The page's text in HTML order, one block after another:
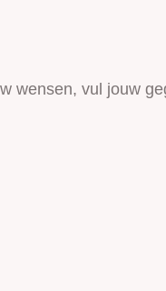
wensen, vul jouw